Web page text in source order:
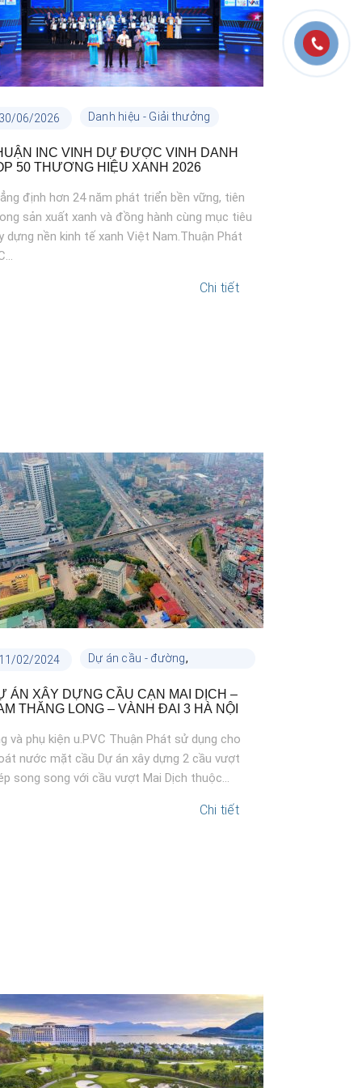
30/06/2026 Danh hiệu - Giải thưởng
INC VINH DỰ ĐƯỢC VINH DANH
50 THƯƠNG HIỆU XANH 2026
định hơn 24 năm phát triển bền vững, tiên
sản xuất xanh và đồng hành cùng mục tiêu
dựng nền kinh tế xanh Việt Nam.Thuận Phát
Chi tiết
11/02/2024 Dự án cầu - đường,
ÁN XÂY DỰNG CẦU CẠN MAI DỊCH –
THĂNG LONG – VÀNH ĐAI 3 HÀ NỘI
và phụ kiện u.PVC Thuận Phát sử dụng cho
nước mặt cầu Dự án xây dựng 2 cầu vượt
song song với cầu vượt Mai Dịch thuộc...
Chi tiết